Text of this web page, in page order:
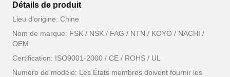
Détails de produit
Lieu d'origine: Chine
Nom de marque: FSK / NSK / FAG / NTN / KOYO / NACHI /
OEM
Certification: ISO9001-2000 / CE / ROHS / UL
Numéro de modèle: Les États membres doivent fournir les